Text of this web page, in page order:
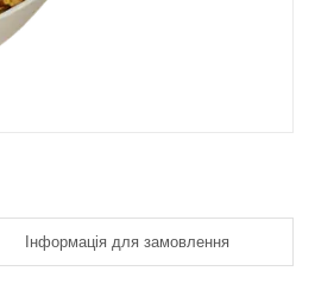
Інформація для замовлення